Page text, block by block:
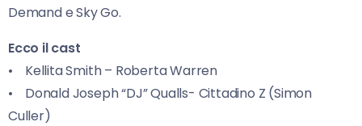
Demand e Sky Go.
Ecco il cast
• Kellita Smith – Roberta Warren
• Donald Joseph “DJ” Qualls- Cittadino Z (Simon
Culler)